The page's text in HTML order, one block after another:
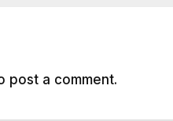
post a comment.